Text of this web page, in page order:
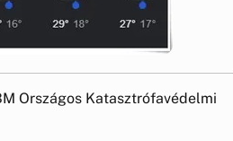
Országos Katasztrófavédelmi